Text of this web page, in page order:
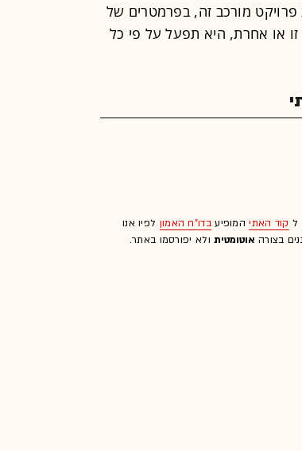
פרויקט מורכב זה, בפרמטרים של
או אחרת, היא תפעל על פי כל
ל קוד האתיהמופיעבדו"ח האמון לפיו אנו
בצורה אוטומטיתולא יפורסמו באתר.